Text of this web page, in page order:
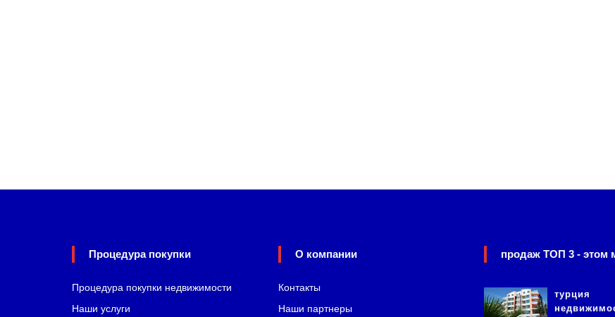
Процедура покупки
Процедура покупки недвижимости
Наши услуги
О компании
Контакты
Наши партнеры
продаж ТОП 3 - этом
турция